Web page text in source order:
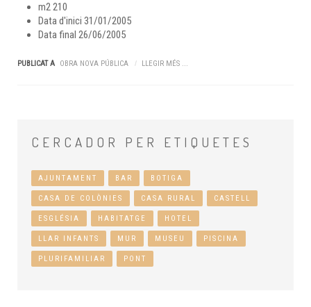
m2210
Data d'inici 31/01/2005
Data final 26/06/2005
PUBLICAT A OBRA NOVA PÚBLICA LLEGIR MÉS ...
CERCADOR PER ETIQUETES
AJUNTAMENT BAR BOTIGA
CASA DE COLÒNIES CASA RURAL CASTELL
ESGLÉSIA HABITATGE HOTEL
LLAR INFANTS MUR MUSEU PISCINA
PLURIFAMILIAR PONT